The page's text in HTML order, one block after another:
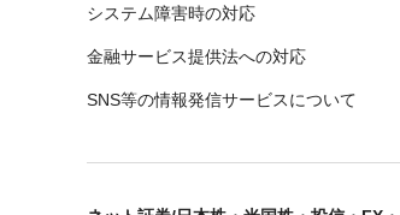
システム障害時の対応
金融サービス提供法への対応
SNS等の情報発信サービスについて